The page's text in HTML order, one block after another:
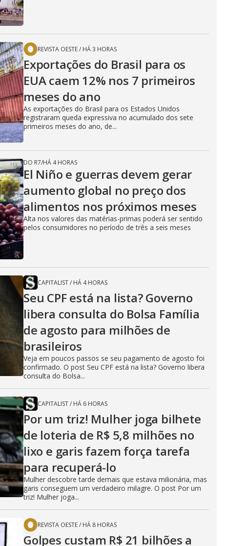
REVISTA OESTE/ HÁ 3 HORAS
Exportações do Brasil para os
EUA caem 12% nos 7 primeiros
meses do ano
As exportações do Brasil para os Estados Unidos
registraram queda expressiva no acumulado dos sete
primeiros meses do ano, de...
DO R7/HÁ 4 HORAS
El Niño e guerras devem gerar
aumento global no preço dos
alimentos nos próximos meses
Alta nos valores das matérias-primas poderá ser sentido
pelos consumidores no período de três a seis meses
CAPITALIST/ HÁ 4 HORAS
Seu CPF está na lista? Governo
libera consulta do Bolsa Família
de agosto para milhões de
brasileiros
Veja em poucos passos se seu pagamento de agosto foi
confirmado. O post Seu CPF está na lista? Governo libera
consulta do Bolsa...
CAPITALIST/ HÁ 6 HORAS
Por um triz! Mulher joga bilhete
de loteria de R$ 5,8 milhões no
lixo e garis fazem força tarefa
para recuperá-lo
Mulher descobre tarde demais que estava milionária, mas
garis conseguem um verdadeiro milagre. O post Por um
triz! Mulher joga...
REVISTA OESTE/ HÁ 8 HORAS
Golpes custam R$ 21 bilhões a